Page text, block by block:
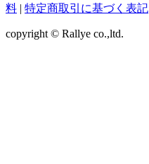
料 | 特定商取引に基づく表記
copyright © Rallye co.,ltd.